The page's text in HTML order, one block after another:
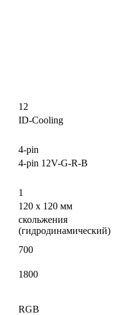
12
ID-Cooling
4-pin
4-pin 12V-G-R-B
1
120 x 120 мм
скольжения
(гидродинамический)
700
1800
RGB